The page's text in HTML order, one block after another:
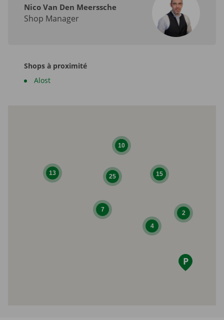
Nico Van Den Meerssche
Shop Manager
Shops à proximité
Alost
25 15
13
7
10
4
2